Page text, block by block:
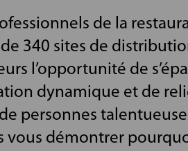
de la
340 sites de
l’opportunité de
dynamique et de
personnes
vous démontrer